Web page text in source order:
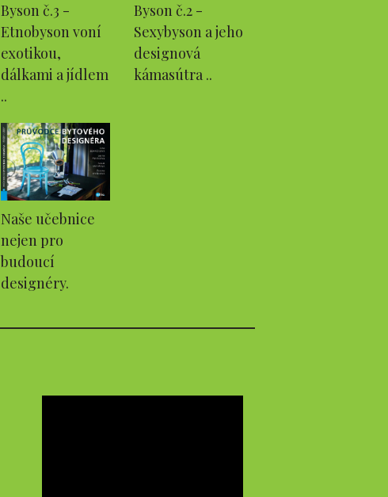
Byson č.3 -
Etnobyson voní
exotikou,
dálkami a jídlem
..
Byson č.2 -
Sexybyson a jeho
designová
kámasútra ..
Naše učebnice
nejen pro
budoucí
designéry.